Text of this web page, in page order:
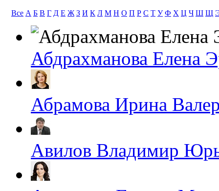
Все А Б В Г Д Е Ж З И К Л М Н О П Р С Т У Ф Х Ц Ч Ш Щ
Абдрахманова Елена
Абрамова Ирина
Авилов Владимир